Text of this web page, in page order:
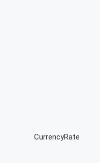
CurrencyRate